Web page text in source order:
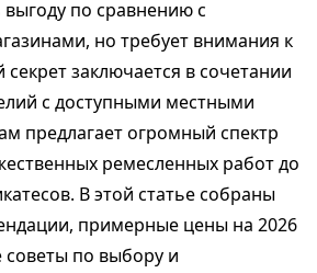
по сравнению с
но требует внимания к
секрет заключается в сочетании
с доступными местными
предлагает огромный спектр
ремесленных работ до
В этой статье собраны
примерные цены на 2026
советы по выбору и